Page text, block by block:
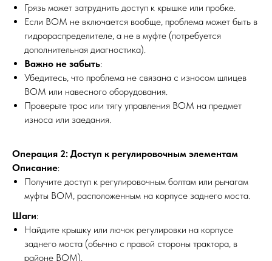
Грязь может затруднить доступ к крышке или пробке.
Если ВОМ не включается вообще, проблема может быть в
гидрораспределителе, а не в муфте (потребуется
дополнительная диагностика).
Важно не забыть:
Убедитесь, что проблема не связана с износом шлицев
ВОМ или навесного оборудования.
Проверьте трос или тягу управления ВОМ на предмет
износа или заедания.
Операция 2: Доступ к регулировочным элементам
Описание:
Получите доступ к регулировочным болтам или рычагам
муфты ВОМ, расположенным на корпусе заднего моста.
Шаги:
Найдите крышку или лючок регулировки на корпусе
заднего моста (обычно с правой стороны трактора, в
районе ВОМ).
?